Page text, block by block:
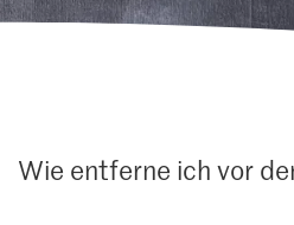
Wie entferne ich vor